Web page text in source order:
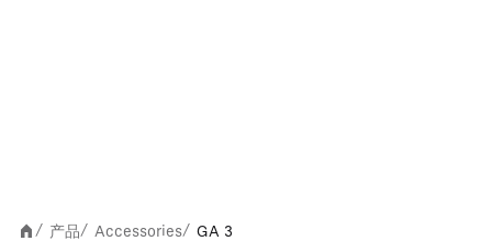
/ 产品/ Accessories/ GA 3